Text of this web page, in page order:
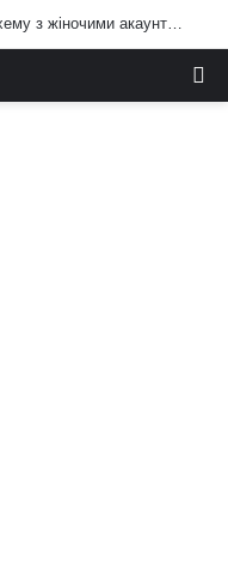
Спецслужби РФ вигадали нову схему з жіночими акаунтами в Україні: як виманюють військових